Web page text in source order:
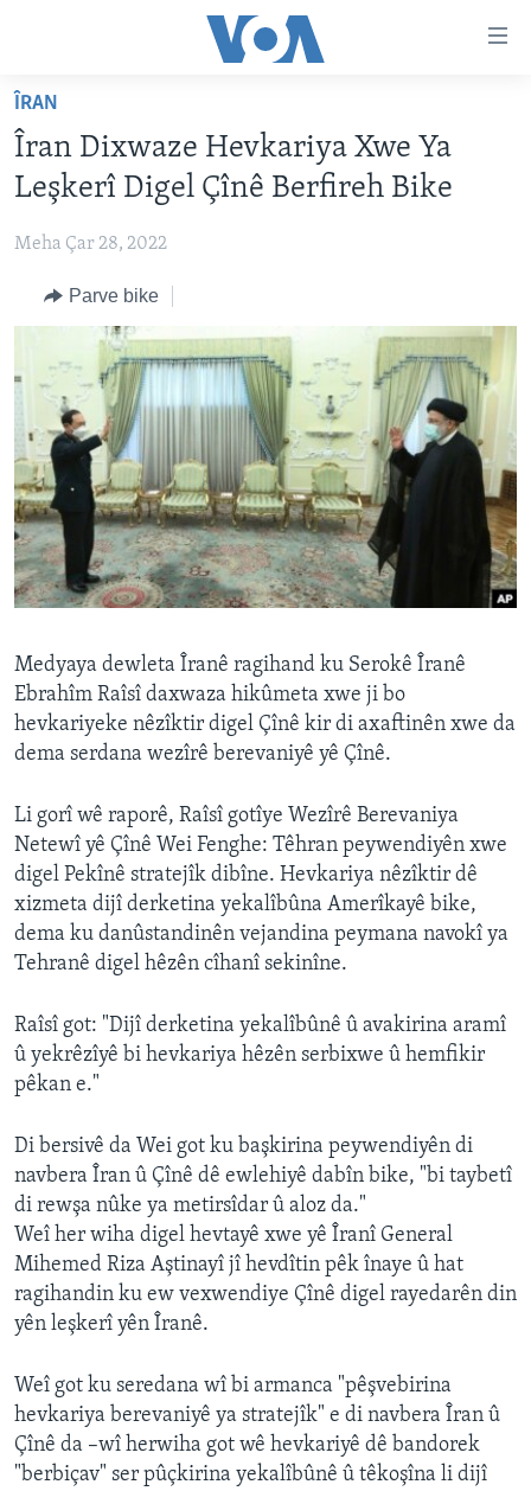
Yekser
here
naveroka
serekî
Yekser
here
serekî
Yekser
Lêgerînê
DESTPÊK
NÛÇE
FOTO GALERÎ
RADYO
HEVPEYVÎN
HERÊMÊN KURDAN
AMERÎKA
TIRKÎYE
ÎRAQ
ÎRAN
ROJHILATA NAVÎN
CÎHAN
ÇAND Û HUNER
SERNIVÎS
Learning English
FOLLOW US
Zimanên Din
ÎRAN
Îran Dixwaze Hevkariya Xwe Ya
Leşkerî Digel Çînê Berfireh Bike
Meha Çar 28, 2022
Parve bike
Medyaya dewleta Îranê ragihand ku Serokê Îranê
Ebrahîm Raîsî daxwaza hikûmeta xwe ji bo
hevkariyeke nêzîktir digel Çînê kir di axaftinên xwe da
dema serdana wezîrê berevaniyê yê Çînê.
Li gorî wê raporê, Raîsî gotîye Wezîrê Berevaniya
Netewî yê Çînê Wei Fenghe: Têhran peywendiyên xwe
digel Pekînê stratejîk dibîne. Hevkariya nêzîktir dê
xizmeta dijî derketina yekalîbûna Amerîkayê bike,
dema ku danûstandinên vejandina peymana navokî ya
Tehranê digel hêzên cîhanî sekinîne.
Raîsî got: "Dijî derketina yekalîbûnê û avakirina aramî
û yekrêzîyê bi hevkariya hêzên serbixwe û hemfikir
pêkan e."
Di bersivê da Wei got ku başkirina peywendiyên di
navbera Îran û Çînê dê ewlehiyê dabîn bike, "bi taybetî
di rewşa nûke ya metirsîdar û aloz da."
Weî her wiha digel hevtayê xwe yê Îranî General
Mihemed Riza Aştinayî jî hevdîtin pêk înaye û hat
ragihandin ku ew vexwendiye Çînê digel rayedarên din
yên leşkerî yên Îranê.
Weî got ku seredana wî bi armanca "pêşvebirina
hevkariya berevaniyê ya stratejîk" e di navbera Îran û
Çînê da –wî herwiha got wê hevkariyê dê bandorek
"berbiçav" ser pûçkirina yekalîbûnê û têkoşîna li dijî